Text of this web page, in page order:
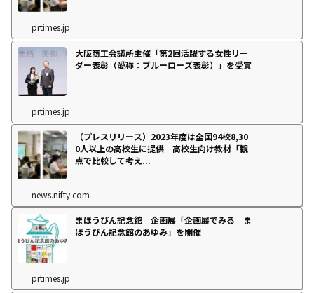
prtimes.jp
大阪商工会議所主催「第2回活躍する女性リー
ダー表彰（愛称：ブルーローズ表彰）」を受賞
prtimes.jp
（プレスリリース）2023年度は全国94校8,30
0人以上の高校生に提供 高校生向け教材「観
点で比較して考え...
news.nifty.com
まほうびん記念館 企画展「企画展でみる ま
ほうびん記念館のあゆみ」を開催
prtimes.jp